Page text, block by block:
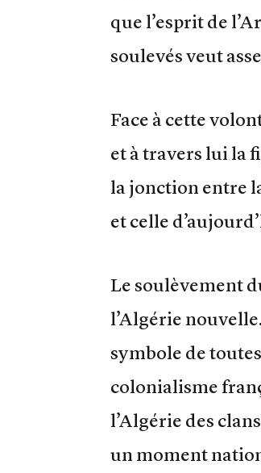
que l’esprit de
soulevés veut
Face à cette
et à travers lui la
la jonction entre
et celle
Le soulèvement
l’Algérie
symbole de
colonialisme
l’Algérie des
un moment